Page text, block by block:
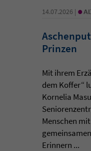
14.07.2026 | •
Prinzen
Mit ihrem
dem Koffer“
Kornelia
Menschen
Erinnern ...